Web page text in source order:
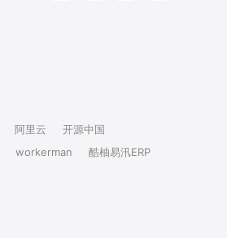
阿里云
开源中国
workerman
酷柚易汛ERP